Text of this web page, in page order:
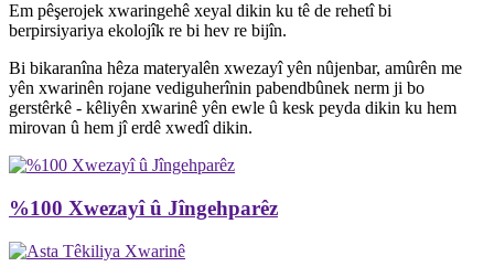
Em pêşerojek xwaringehê xeyal dikin ku tê de rehetî bi
berpirsiyariya ekolojîk re bi hev re bijîn.
Bi bikaranîna hêza materyalên xwezayî yên nûjenbar, amûrên me
yên xwarinên rojane vediguherînin pabendbûnek nerm ji bo
gerstêrkê - kêliyên xwarinê yên ewle û kesk peyda dikin ku hem
mirovan û hem jî erdê xwedî dikin.
%100 Xwezayî û Jîngehparêz